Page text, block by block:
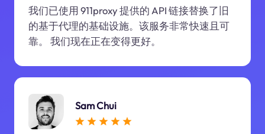
我们已使用 911proxy 提供的 API 链接替换了旧
的基于代理的基础设施。该服务非常快速且可
靠。 我们现在正在变得更好。
Sam Chui